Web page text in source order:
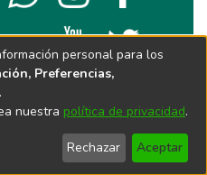
personal para los
Preferencias,
.
nuestra política de privacidad.
Rechazar Aceptar